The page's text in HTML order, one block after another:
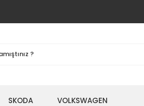
SKODA VOLKSWAGEN